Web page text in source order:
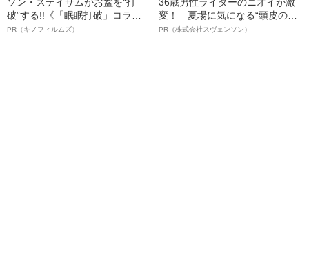
破”する!!《「眠眠打破」コラ
ボ》
PR（キノフィルムズ）
変！ 夏場に気になる“頭皮のニ
オイ”や“ベタつき”を解消す
PR（株式会社スヴェンソン）